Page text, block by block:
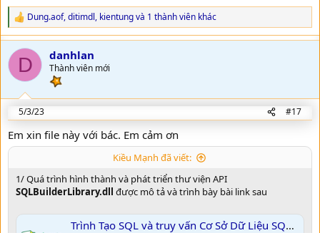
R
e
a
c
i
n
:
Dung.aof,ditimdl, kientungvà 1 thành viên khác
D danhlan
Thành viên mới
5/3/23 #17
Em xin file này với bác. Em cảm ơn
Kiều Mạnh đã viết:
1/ Quá trình hình thành và phát triển thư viện API
SQLBuilderLibrary.dll được mô tả và trình bày bài link sau
Trình Tạo SQL và truy vấn Cơ Sở Dữ Liệu SQLite - SQLite Builder